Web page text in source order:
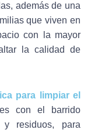
además de una
que viven en
con la mayor
la calidad de
para limpiar el
con el barrido
residuos, para